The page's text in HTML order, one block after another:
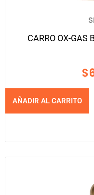
CARRO OX-GAS
$
AÑADIR AL CARRITO